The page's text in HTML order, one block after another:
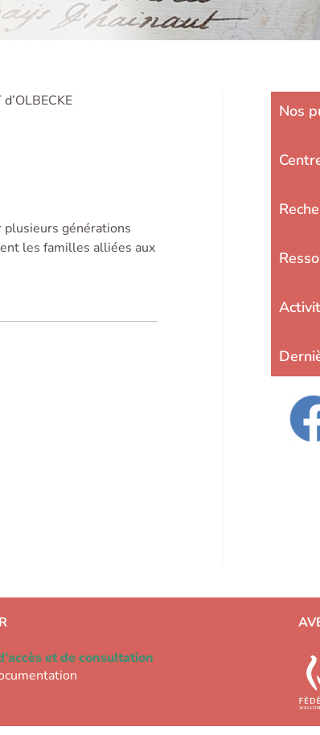
plusieurs générations
les familles alliées aux
Nos
et de consultation